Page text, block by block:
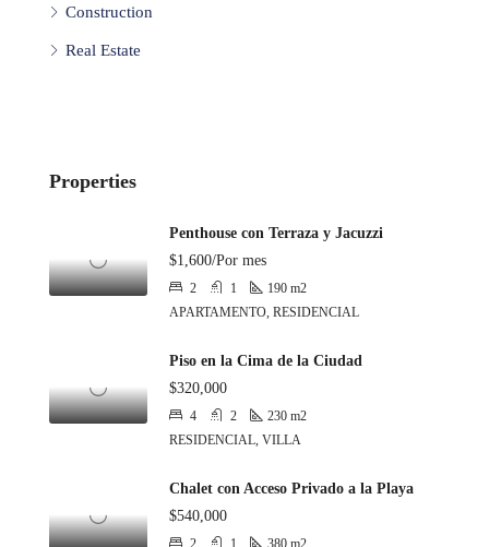
Construction
Real Estate
Properties
Penthouse con Terraza y Jacuzzi
$1,600/Por mes
2 1 190 m2
APARTAMENTO, RESIDENCIAL
Piso en la Cima de la Ciudad
$320,000
4 2 230 m2
RESIDENCIAL, VILLA
Chalet con Acceso Privado a la Playa
$540,000
2 1 380 m2